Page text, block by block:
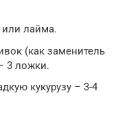
лайма.
(как заменитель
3 ложки.
кукурузу – 3-4